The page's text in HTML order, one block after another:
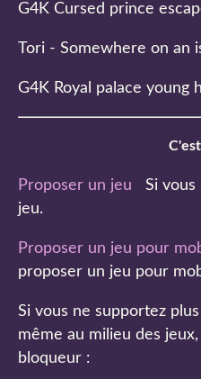
G4K Cursed prince
Tori - Somewhere on an
G4K Royal palace young
Proposer un jeu Si vous
jeu.
Proposer un jeu pour
proposer un jeu pour
Si vous ne supportez plus
même au milieu des
bloqueur :